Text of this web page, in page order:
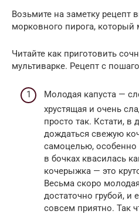
Возьмите на заметку рецепт
морковного пирога, который
Читайте как приготовить
мультиварке. Рецепт с
Молодая капуста —
хрустящая и очень
просто так. Кстати, в
дождаться свежую
самоцелью, особенно
в бочках квасилась
кочерыжка — это
Весьма скоро
достаточно грубой, и
совсем приятно. Так